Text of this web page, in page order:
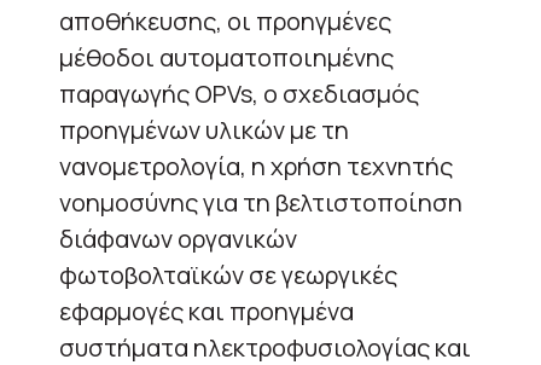
αποθήκευσης, οι προηγμένες
μέθοδοι αυτοματοποιημένης
παραγωγής OPVs, ο σχεδιασμός
προηγμένων υλικών με τη
νανομετρολογία, η χρήση τεχνητής
νοημοσύνης για τη βελτιστοποίηση
διάφανων οργανικών
φωτοβολταϊκών σε γεωργικές
εφαρμογές και προηγμένα
συστήματα ηλεκτροφυσιολογίας και